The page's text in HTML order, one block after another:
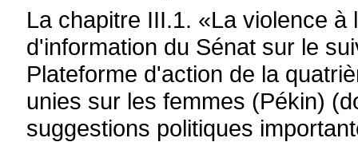
La chapitre III.1. «La violence
d'information du Sénat sur le
Plateforme d'action de la
unies sur les femmes (Pékin)
suggestions politiques